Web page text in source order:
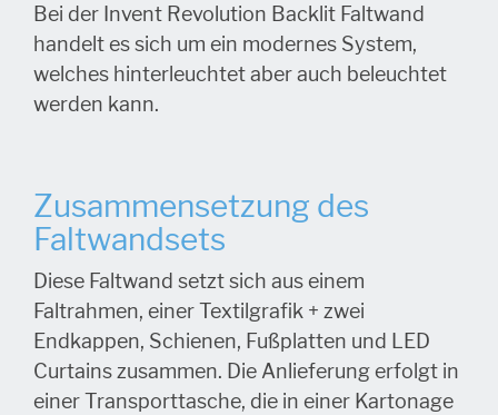
Bei der Invent Revolution Backlit Faltwand
handelt es sich um ein modernes System,
welches hinterleuchtet aber auch beleuchtet
werden kann.
Zusammensetzung des
Faltwandsets
Diese Faltwand setzt sich aus einem
Faltrahmen, einer Textilgrafik + zwei
Endkappen, Schienen, Fußplatten und LED
Curtains zusammen. Die Anlieferung erfolgt in
einer Transporttasche, die in einer Kartonage